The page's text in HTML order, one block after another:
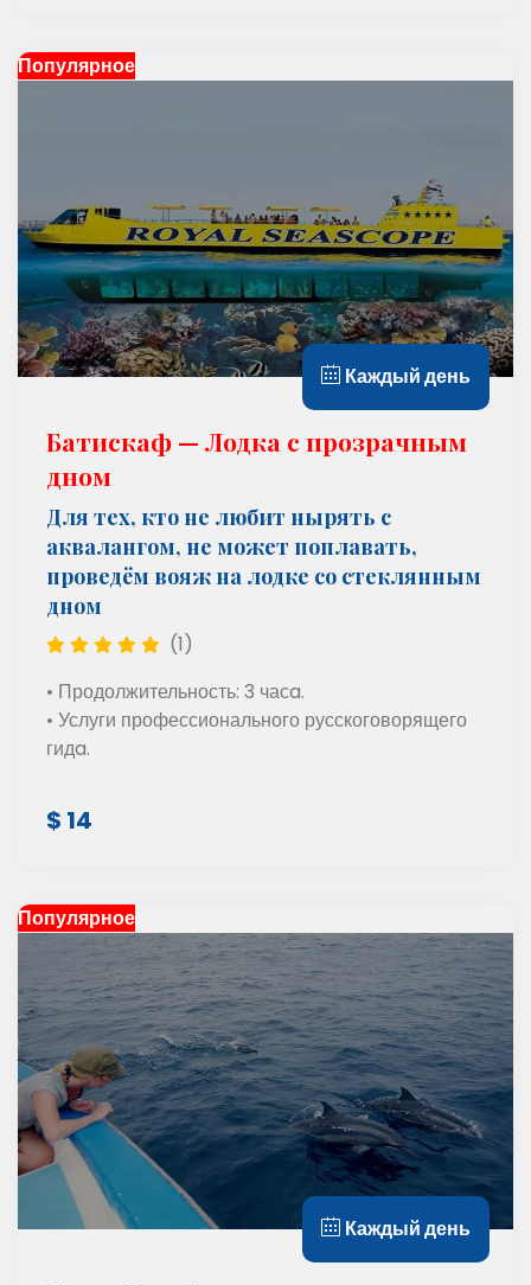
Популярное
Каждый день
Батискаф — Лодка с прозрачным
дном
Для тех, кто не любит нырять с
аквалангом, не может поплавать,
проведём вояж на лодке со стеклянным
дном
(1)
• Продолжительность: 3 часa.
• Услуги профессионального русскоговорящего
гидa.
$ 14
Популярное
Каждый день